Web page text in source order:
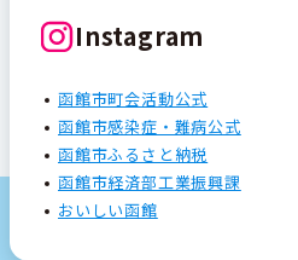
Instagram
函館市町会活動公式
函館市感染症・難病公式
函館市ふるさと納税
函館市経済部工業振興課
おいしい函館